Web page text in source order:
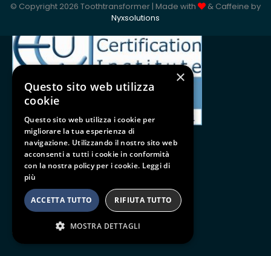
Follow us
BE SOCIAL
© Copyright 2026 Toothtransformer | Made with
& Caffeine by
Nyxsolutions
×
Questo sito web utilizza
cookie
Questo sito web utilizza i cookie per
migliorare la tua esperienza di
navigazione. Utilizzando il nostro sito web
acconsenti a tutti i cookie in conformità
con la nostra policy per i cookie. Leggi di
più
ACCETTA TUTTO RIFIUTA TUTTO
MOSTRA DETTAGLI